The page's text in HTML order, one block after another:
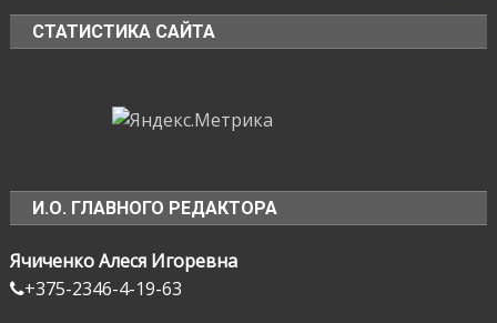
СТАТИСТИКА САЙТА
И.О. ГЛАВНОГО РЕДАКТОРА
Ячиченко Алеся Игоревна
+375-2346-4-19-63